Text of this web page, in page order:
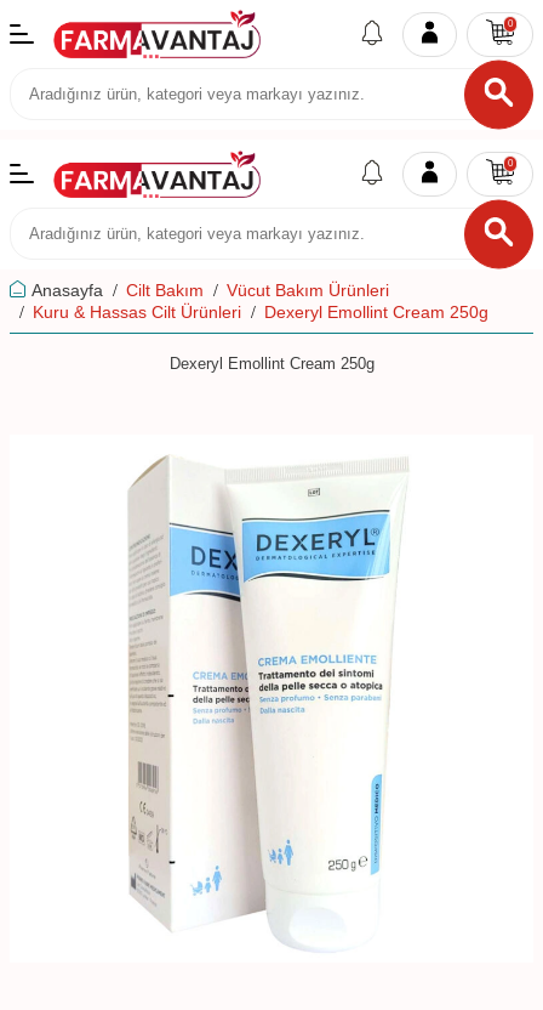
0
0
Anasayfa Cilt Bakım
Vücut Bakım Ürünleri
Kuru & Hassas Cilt Ürünleri
Dexeryl Emollint Cream 250g
Dexeryl Emollint Cream 250g